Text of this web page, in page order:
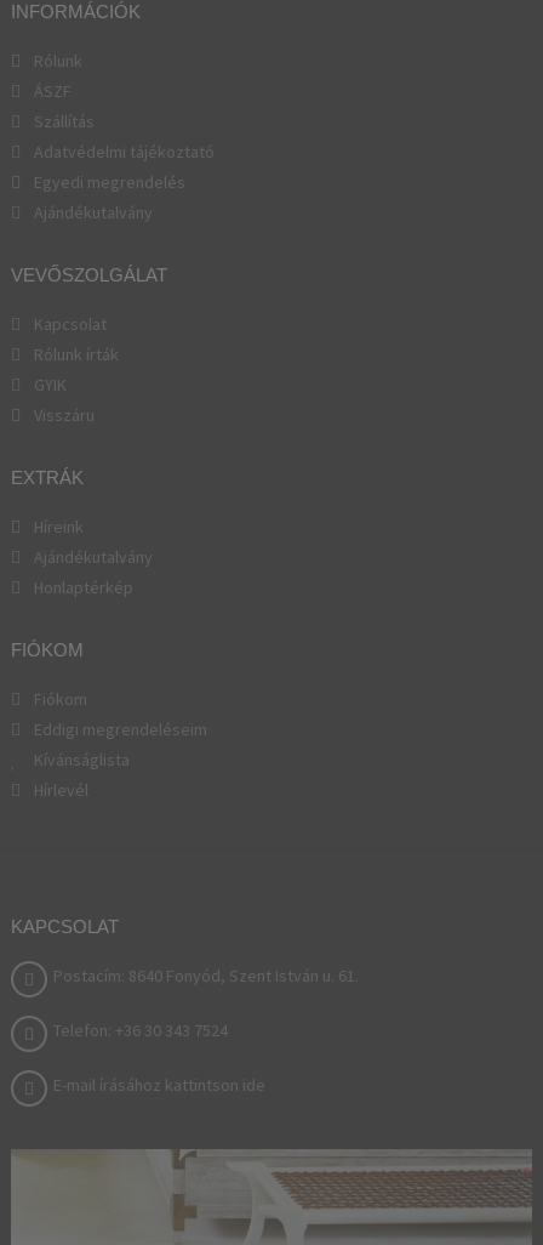
INFORMÁCIÓK
Rólunk
ÁSZF
Szállítás
Adatvédelmi tájékoztató
Egyedi megrendelés
Ajándékutalvány
VEVŐSZOLGÁLAT
Kapcsolat
Rólunk írták
GYIK
Visszáru
EXTRÁK
Híreink
Ajándékutalvány
Honlaptérkép
FIÓKOM
Fiókom
Eddigi megrendeléseim
Kívánságlista
Hírlevél
KAPCSOLAT
Postacím: 8640 Fonyód, Szent István u. 61.
Telefon: +36 30 343 7524
E-mail írásához kattintson ide